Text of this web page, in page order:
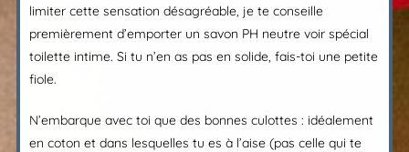
limiter cette sensation désagréable, je te conseille
premièrement d’emporter un savon PH neutre voir spécial
toilette intime. Si tu n’en as pas en solide, fais-toi une petite
fiole.
N’embarque avec toi que des bonnes culottes : idéalement
en coton et dans lesquelles tu es à l’aise (pas celle qui te